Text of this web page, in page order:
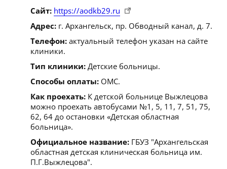
Сайт: https://aodkb29.ru
Адрес: г. Архангельск, пр. Обводный канал, д. 7.
Телефон: актуальный телефон указан на сайте
клиники.
Тип клиники: Детские больницы.
Способы оплаты: ОМС.
Как проехать: К детской больнице Выжлецова
можно проехать автобусами №1, 5, 11, 7, 51, 75,
62, 64 до остановки «Детская областная
больница».
Официальное название: ГБУЗ "Архангельская
областная детская клиническая больница им.
П.Г.Выжлецова".